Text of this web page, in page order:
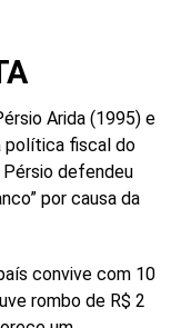
Arida (1995) e
política fiscal do
Pérsio defendeu
por causa da
convive com 10
rombo de R$ 2